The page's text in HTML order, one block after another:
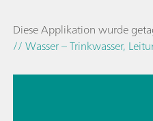
Diese Applikation wurde
// Wasser – Trinkwasser,